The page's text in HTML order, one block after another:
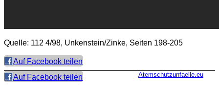
Quelle: 112 4/98, Unkenstein/Zinke, Seiten 198-205
Auf Facebook teilen
Auf Facebook teilen
Atemschutzunfaelle.eu